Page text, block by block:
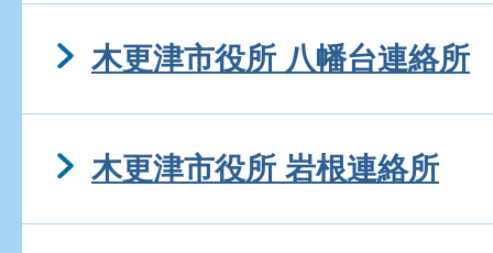
木更津市役所 八幡台連絡所
木更津市役所 岩根連絡所